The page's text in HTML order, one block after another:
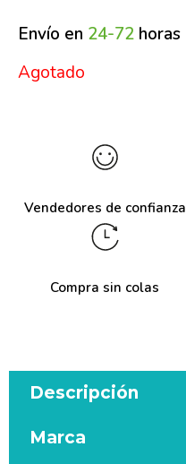
Envío en 24-72 horas
Agotado
Vendedores de confianza
Compra sin colas
Descripción
Marca